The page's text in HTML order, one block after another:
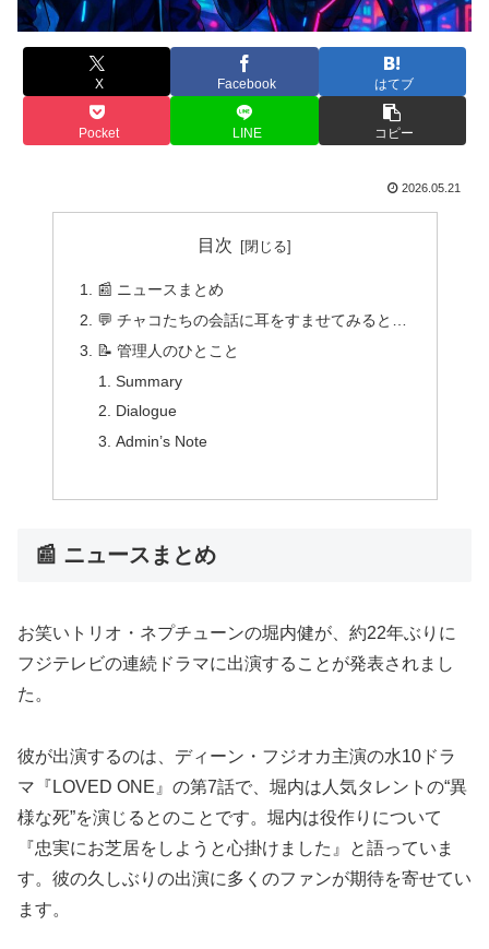
X Facebook はてブ
Pocket LINE コピー
2026.05.21
目次
📰 ニュースまとめ
💬 チャコたちの会話に耳をすませてみると…
📝 管理人のひとこと
Summary
Dialogue
Admin’s Note
📰 ニュースまとめ
お笑いトリオ・ネプチューンの堀内健が、約22年ぶりに
フジテレビの連続ドラマに出演することが発表されまし
た。
彼が出演するのは、ディーン・フジオカ主演の水10ドラ
マ『LOVED ONE』の第7話で、堀内は人気タレントの“異
様な死”を演じるとのことです。堀内は役作りについて
『忠実にお芝居をしようと心掛けました』と語っていま
す。彼の久しぶりの出演に多くのファンが期待を寄せてい
ます。